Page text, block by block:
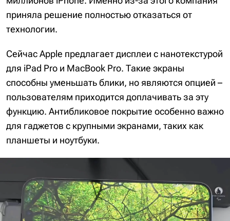
приняла решение полностью отказаться от
технологии.
Сейчас Apple предлагает дисплеи с нанотекстурой
для iPad Pro и MacBook Pro. Такие экраны
способны уменьшать блики, но являются опцией –
пользователям приходится доплачивать за эту
функцию. Антибликовое покрытие особенно важно
для гаджетов с крупными экранами, таких как
планшеты и ноутбуки.